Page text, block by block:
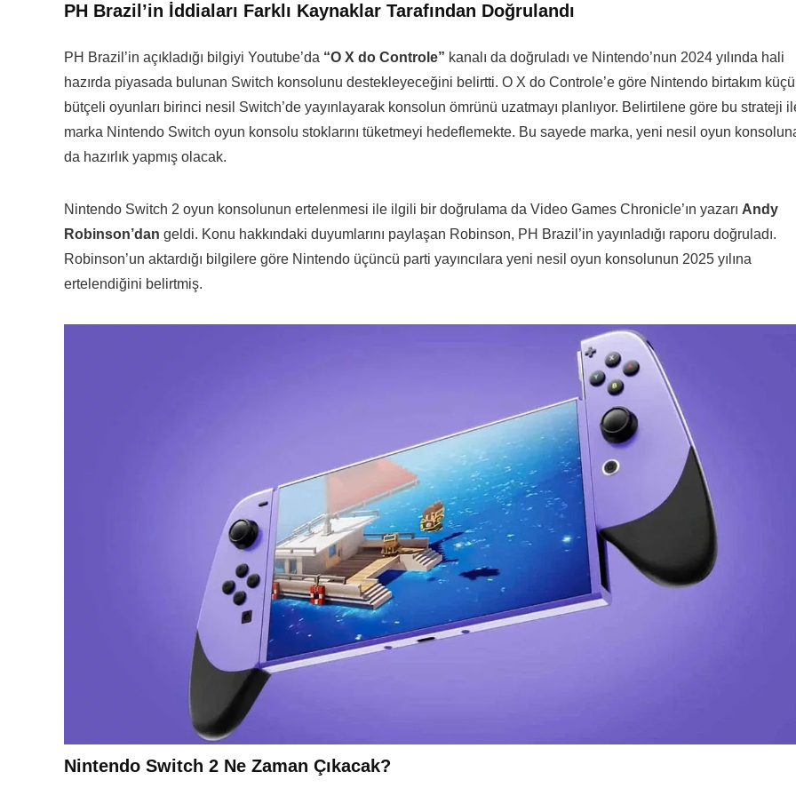
PH Brazil’in İddiaları Farklı Kaynaklar Tarafından Doğrulandı
PH Brazil’in açıkladığı bilgiyi Youtube’da “O X do Controle” kanalı da doğruladı ve Nintendo’nun 2024 yılında hali
hazırda piyasada bulunan Switch konsolunu destekleyeceğini belirtti. O X do Controle’e göre Nintendo birtakım
bütçeli oyunları birinci nesil Switch’de yayınlayarak konsolun ömrünü uzatmayı planlıyor. Belirtilene göre bu strateji
marka Nintendo Switch oyun konsolu stoklarını tüketmeyi hedeflemekte. Bu sayede marka, yeni nesil oyun
da hazırlık yapmış olacak.
Nintendo Switch 2 oyun konsolunun ertelenmesi ile ilgili bir doğrulama da Video Games Chronicle’ın yazarı Andy
Robinson’dan geldi. Konu hakkındaki duyumlarını paylaşan Robinson, PH Brazil’in yayınladığı raporu doğruladı.
Robinson’un aktardığı bilgilere göre Nintendo üçüncü parti yayıncılara yeni nesil oyun konsolunun 2025 yılına
ertelendiğini belirtmiş.
Nintendo Switch 2 Ne Zaman Çıkacak?